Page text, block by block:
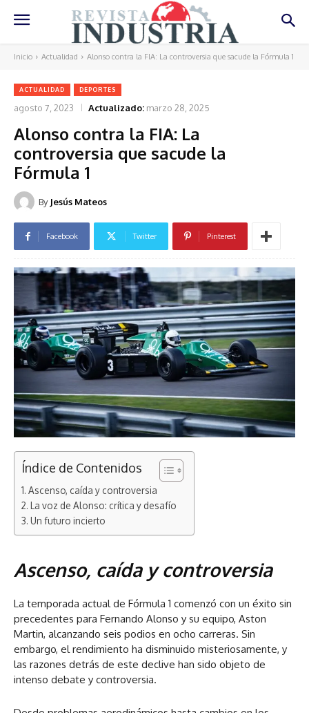
Inicio Actualidad Alonso contra la FIA: La controversia que sacude la Fórmula 1
ACTUALIDAD DEPORTES
agosto 7, 2023 Actualizado: marzo 28, 2025
Alonso contra la FIA: La
controversia que sacude la
Fórmula 1
By Jesús Mateos
Facebook Twitter Pinterest
Índice de Contenidos
Ascenso, caída y controversia
La voz de Alonso: crítica y desafío
Un futuro incierto
Ascenso, caída y controversia
La temporada actual de Fórmula 1 comenzó con un éxito sin
precedentes para Fernando Alonso y su equipo, Aston
Martin, alcanzando seis podios en ocho carreras. Sin
embargo, el rendimiento ha disminuido misteriosamente, y
las razones detrás de este declive han sido objeto de
intenso debate y controversia.